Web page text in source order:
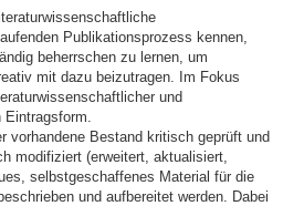
Publikationsprozess kennen,
beherrschen zu lernen, um
mit dazu beizutragen. Im Fokus
und
vorhandene Bestand kritisch geprüft und
modifiziert (erweitert, aktualisiert,
selbstgeschaffenes Material für die
und aufbereitet werden. Dabei